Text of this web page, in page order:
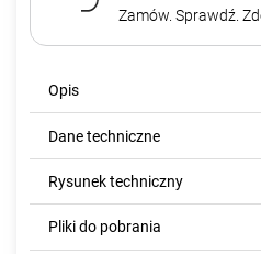
Zamów. Sprawdź.
Opis
Dane techniczne
Rysunek techniczny
Pliki do pobrania